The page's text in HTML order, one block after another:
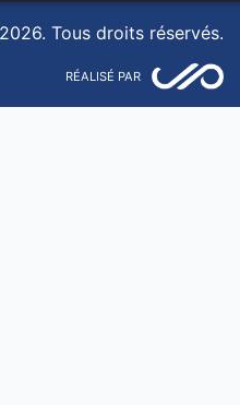
Tous droits réservés.
RÉALISÉ PAR